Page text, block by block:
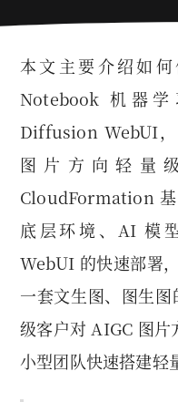
本文主要介绍如
Notebook 机器
Diffusion WebUI
图片方向轻量
CloudFormation
底层环境、AI 模
WebUI 的快速部署
一套文生图、图生
级客户对 AIGC 图片
小型团队快速搭建轻